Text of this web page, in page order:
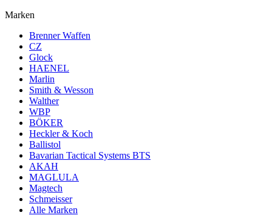
Marken
Brenner Waffen
CZ
Glock
HAENEL
Marlin
Smith & Wesson
Walther
WBP
BÖKER
Heckler & Koch
Ballistol
Bavarian Tactical Systems BTS
AKAH
MAGLULA
Magtech
Schmeisser
Alle Marken